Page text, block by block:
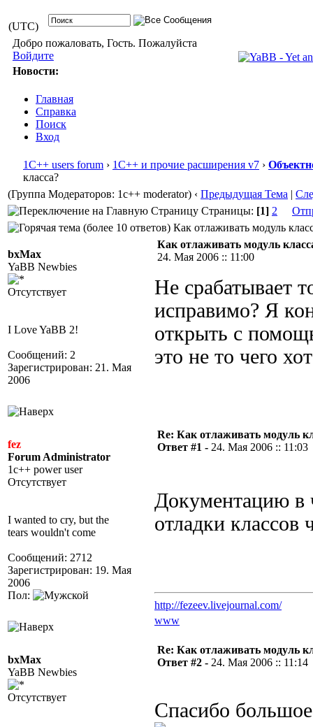
(UTC)
Добро пожаловать, Гость. Пожалуйста
Войдите
Новости:
Главная
Справка
Поиск
Вход
1С++ users forum › 1С++ и прочие расширения v7 ›
класса?
(Группа Модераторов: 1c++ moderator) ‹ Предыдущая Тема |
Страницы: [1] 2
Как отлаживать модуль
bxMax
YaBB Newbies
Отсутствует
I Love YaBB 2!
Сообщений: 2
Зарегистрирован: 21. Мая
2006
Как отлаживать модуль
24. Мая 2006 :: 11:00
Не срабатывает
исправимо? Я
открыть с
это не то чего
fez
Forum Administrator
1c++ power user
Отсутствует
I wanted to cry, but the
tears wouldn't come
Сообщений: 2712
Зарегистрирован: 19. Мая
2006
Пол:
Re: Как отлаживать модуль
Ответ #1 - 24. Мая 2006 :: 11:03
Документацию в
отладки классов
http://fezeev.livejournal.com/
www
bxMax
YaBB Newbies
Отсутствует
Re: Как отлаживать модуль
Ответ #2 - 24. Мая 2006 :: 11:14
Спасибо